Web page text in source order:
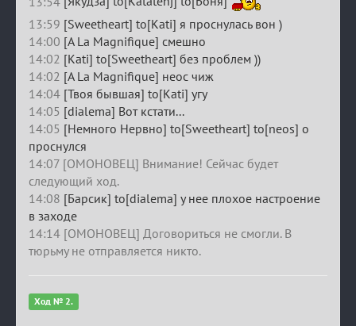
13:59 [Sweetheart] to[Kati] я проснулась вон )
14:00 [A La Magnifique] смешно
14:02 [Kati] to[Sweetheart] без проблем ))
14:02 [A La Magnifique] неос чиж
14:04 [Твоя бывшая] to[Kati] угу
14:05 [dialema] Вот кстати...
14:05 [Немного Нервно] to[Sweetheart] to[neos] о
проснулся
14:07 [ОМОНОВЕЦ] Внимание! Сейчас будет
следующий ход.
14:08 [Барсик] to[dialema] у нее плохое настроение
в заходе
14:14 [ОМОНОВЕЦ] Договориться не смогли. В
тюрьму не отправляется никто.
Ход № 2.